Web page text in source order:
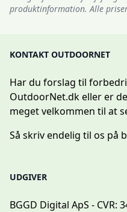
produktinformation. Alle
KONTAKT OUTDOORNET
Har du forslag til
OutdoorNet.dk eller er
meget velkommen til at
Så skriv endelig til os på
UDGIVER
BGGD Digital ApS - CVR: